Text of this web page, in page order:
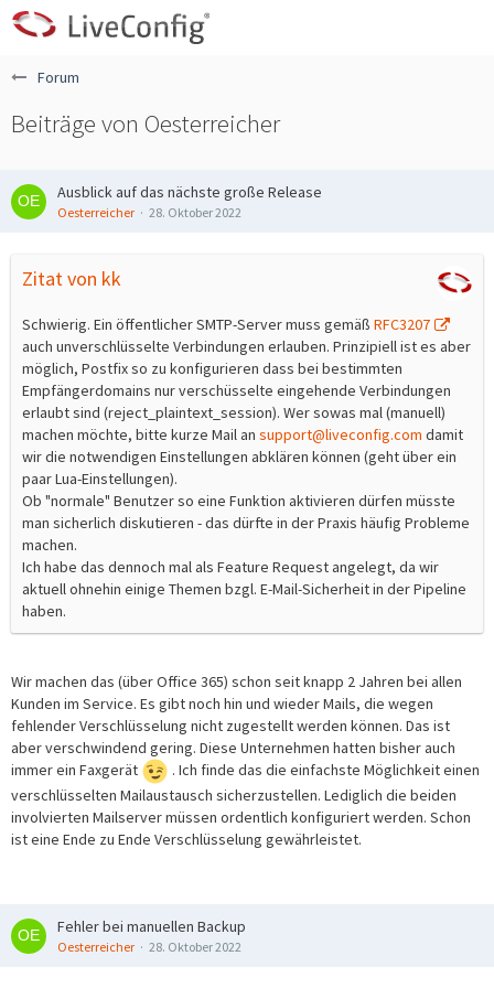
Forum
Beiträge von Oesterreicher
Ausblick auf das nächste große Release
Oesterreicher 28. Oktober 2022
Zitat von kk
Schwierig. Ein öffentlicher SMTP-Server muss gemäß RFC3207
auch unverschlüsselte Verbindungen erlauben. Prinzipiell ist es aber
möglich, Postfix so zu konfigurieren dass bei bestimmten
Empfängerdomains nur verschüsselte eingehende Verbindungen
erlaubt sind (reject_plaintext_session). Wer sowas mal (manuell)
machen möchte, bitte kurze Mail an support@liveconfig.com damit
wir die notwendigen Einstellungen abklären können (geht über ein
paar Lua-Einstellungen).
Ob "normale" Benutzer so eine Funktion aktivieren dürfen müsste
man sicherlich diskutieren - das dürfte in der Praxis häufig Probleme
machen.
Ich habe das dennoch mal als Feature Request angelegt, da wir
aktuell ohnehin einige Themen bzgl. E-Mail-Sicherheit in der Pipeline
haben.
Wir machen das (über Office 365) schon seit knapp 2 Jahren bei allen
Kunden im Service. Es gibt noch hin und wieder Mails, die wegen
fehlender Verschlüsselung nicht zugestellt werden können. Das ist
aber verschwindend gering. Diese Unternehmen hatten bisher auch
immer ein Faxgerät
. Ich finde das die einfachste Möglichkeit einen
verschlüsselten Mailaustausch sicherzustellen. Lediglich die beiden
involvierten Mailserver müssen ordentlich konfiguriert werden. Schon
ist eine Ende zu Ende Verschlüsselung gewährleistet.
Fehler bei manuellen Backup
Oesterreicher 28. Oktober 2022